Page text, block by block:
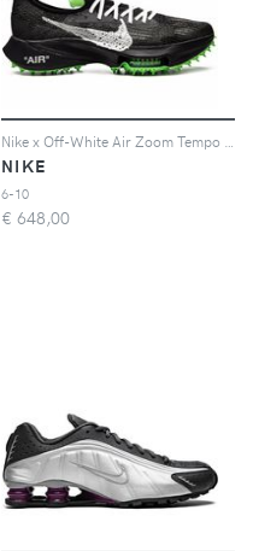
NIKE
6-10
€ 648,00